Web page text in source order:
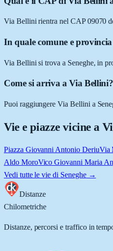
Via Bellini rientra nel CAP 09070
In quale comune e
Via Bellini si trova a Seneghe, in
Come si arriva a Via Bellini?
Puoi raggiungere Via Bellini a
Vie e piazze vicine a
Piazza Giovanni Antonio DeriuVia
Aldo MoroVico Giovanni Maria
Vedi tutte le vie di Seneghe→
Distanze
Chilometriche
Distanze, percorsi e traffico in